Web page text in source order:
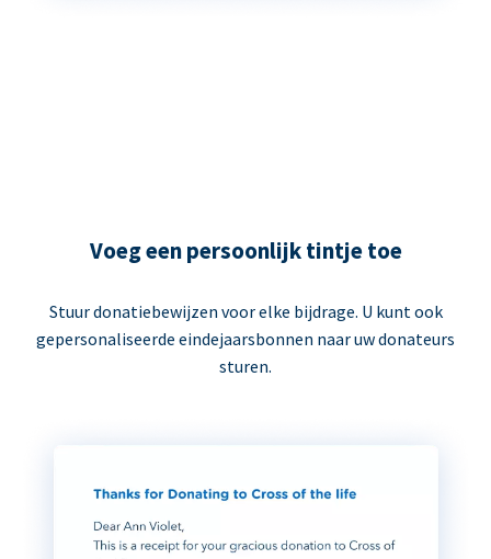
Voeg een persoonlijk tintje toe
Stuur donatiebewijzen voor elke bijdrage. U kunt ook
gepersonaliseerde eindejaarsbonnen naar uw donateurs
sturen.